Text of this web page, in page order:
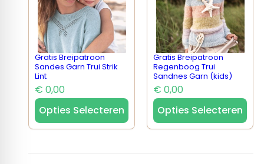
Gratis Breipatroon
Sandes Garn Trui Strik
Lint
€ 0,00
Opties Selecteren
Gratis Breipatroon
Regenboog Trui
Sandnes Garn (kids)
€ 0,00
Opties Selecteren